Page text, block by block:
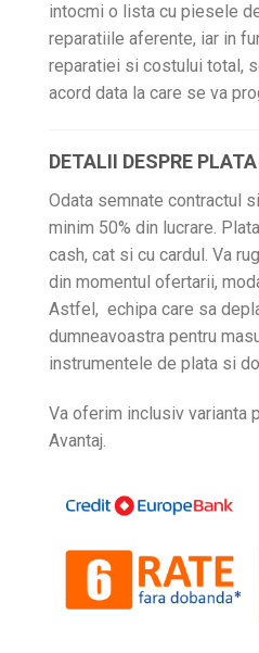
intocmi o lista cu piesele
reparatiile aferente, iar in
reparatiei si costului total,
acord data la care se va
DETALII DESPRE PLATA
Odata semnate contractul
minim 50% din lucrare.
cash, cat si cu cardul. Va
din momentul ofertarii,
Astfel, echipa care sa
dumneavoastra pentru
instrumentele de plata si
Va oferim inclusiv varianta
Avantaj.